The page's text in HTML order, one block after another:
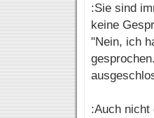
:Sie sind
keine
"Nein, ich
:Auch nicht